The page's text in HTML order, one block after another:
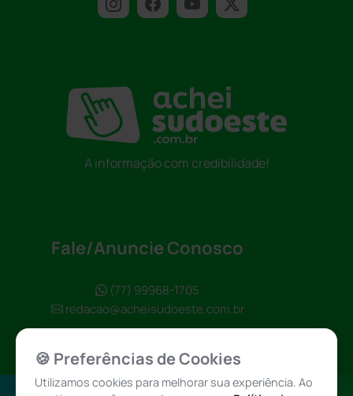
A informação com credibilidade!
Fale/Anuncie Conosco
(77) 99968-1705
redacao@acheisudoeste.com.br
🍪 Preferências de Cookies
Utilizamos cookies para melhorar sua experiência. Ao